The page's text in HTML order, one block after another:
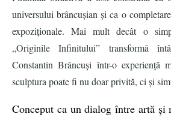
universului brâncușian și ca o
expoziționale. Mai mult decât o
„Originile Infinitului” transformă
Constantin Brâncuși într-o experiență
sculptura poate fi nu doar privită, ci și
Conceput ca un dialog între artă și